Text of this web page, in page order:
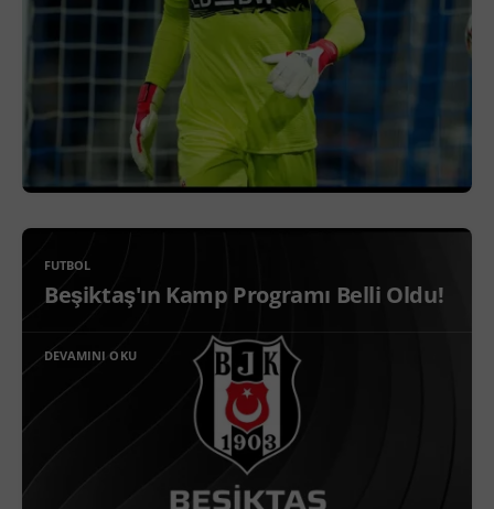
FUTBOL
Beşiktaş'ın Kamp Programı Belli Oldu!
DEVAMINI OKU